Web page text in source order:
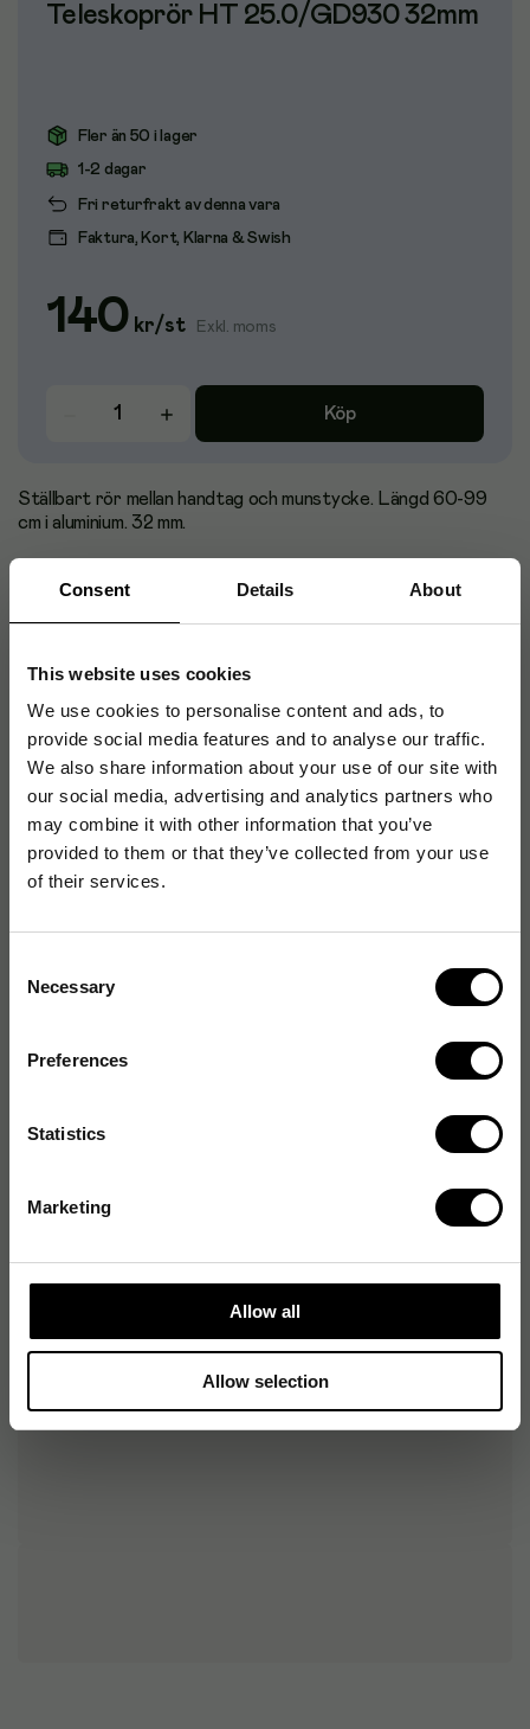
Consent Details About
This website uses cookies
We use cookies to personalise content and ads, to
provide social media features and to analyse our traffic.
We also share information about your use of our site with
our social media, advertising and analytics partners who
may combine it with other information that you’ve
provided to them or that they’ve collected from your use
of their services.
Selection
Necessary
Preferences
Statistics
Marketing
Allow all
Allow selection
Teleskoprör HT 25.0/GD930 32mm
Fler än 50 i lager
Fri returfrakt av denna vara
1-2 dagar
Faktura, Kort, Klarna & Swish
140 kr/st Exkl. moms
Köp
Ställbart rör mellan handtag och munstycke. Längd 60-99
cm i aluminium. 32 mm.
Artikelnummer
207049
Originalnummer: 82018
EAN: 7330006820184
Komponenttyp
Activa HT25.0, Nilfisk